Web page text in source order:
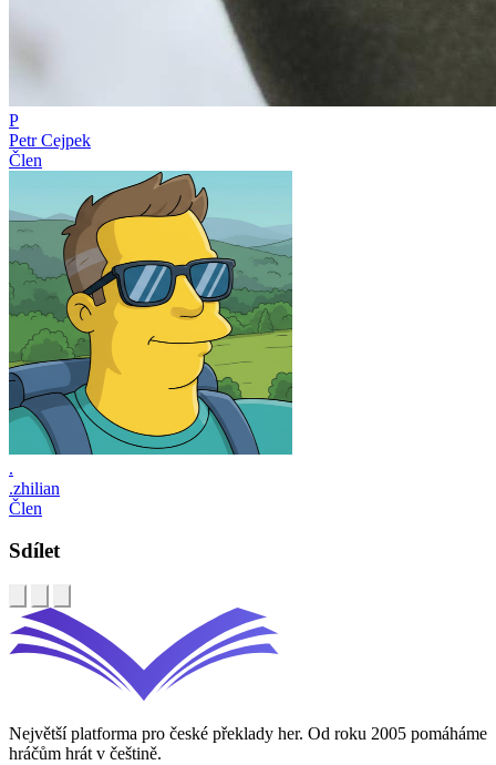
P
Petr Cejpek
Člen
.
.zhilian
Člen
Sdílet
Největší platforma pro české překlady her. Od roku 2005 pomáháme
hráčům hrát v češtině.